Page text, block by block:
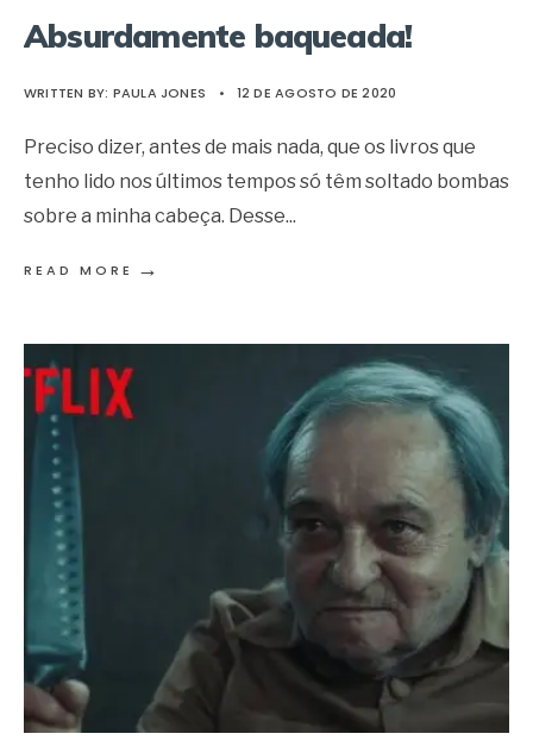
Absurdamente baqueada!
WRITTEN BY: PAULA JONES • 12 DE AGOSTO DE 2020
Preciso dizer, antes de mais nada, que os livros que
tenho lido nos últimos tempos só têm soltado bombas
sobre a minha cabeça. Desse...
READ MORE →